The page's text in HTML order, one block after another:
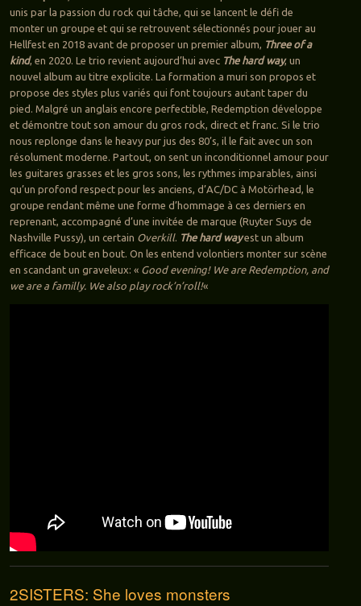
unis par la passion du rock qui tâche, qui se lancent le défi de
monter un groupe et qui se retrouvent sélectionnés pour jouer au
Hellfest en 2018 avant de proposer un premier album, Three of a
kind, en 2020. Le trio revient aujourd’hui avec The hard way, un
nouvel album au titre explicite. La formation a muri son propos et
propose des styles plus variés qui font toujours autant taper du
pied. Malgré un anglais encore perfectible, Redemption développe
et démontre tout son amour du gros rock, direct et franc. Si le trio
nous replonge dans le heavy pur jus des 80’s, il le fait avec un son
résolument moderne. Partout, on sent un inconditionnel amour pour
les guitares grasses et les gros sons, les rythmes imparables, ainsi
qu’un profond respect pour les anciens, d’AC/DC à Motörhead, le
groupe rendant même une forme d’hommage à ces derniers en
reprenant, accompagné d’une invitée de marque (Ruyter Suys de
Nashville Pussy), un certain Overkill. The hard wayest un album
efficace de bout en bout. On les entend volontiers monter sur scène
en scandant un graveleux: « Good evening! We are Redemption, and
we are a familly. We also play rock’n’roll!«
2SISTERS: She loves monsters